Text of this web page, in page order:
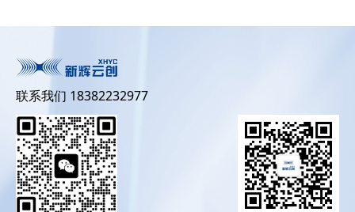
联系我们 18382232977